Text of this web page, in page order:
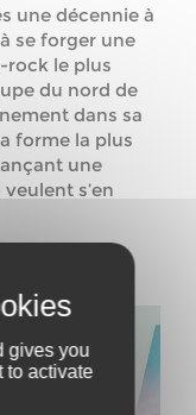
une décennie à
se forger une
rock le plus
du nord de
dans sa
forme la plus
une
s’en
gives you
to activate